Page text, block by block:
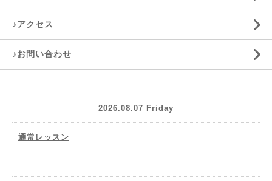
♪アクセス
♪お問い合わせ
2026.08.07 Friday
通常レッスン